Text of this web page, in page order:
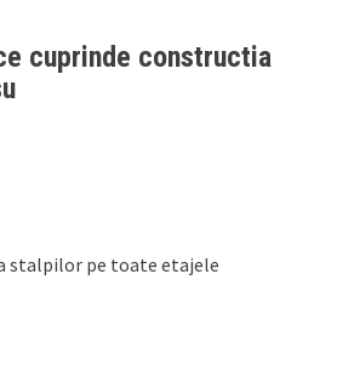
cuprinde constructia
stalpilor pe toate etajele